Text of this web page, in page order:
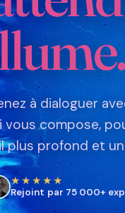
à dialoguer
vous compose,
plus profond et
★★★★★
Rejoint par 75 000+